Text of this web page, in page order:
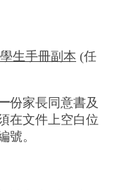
生手冊副本 (任
份家長同意書及
在文件上空白位
號。